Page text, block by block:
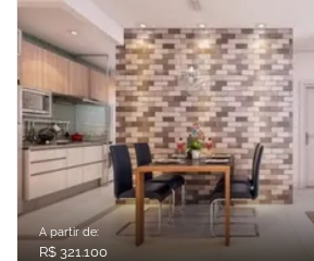
A partir de:
R$ 321.100